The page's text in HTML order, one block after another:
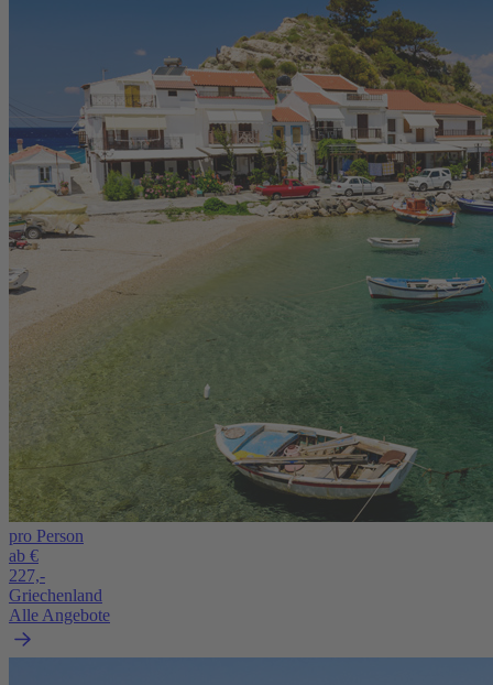
pro Person
ab €
227,-
Griechenland
Alle Angebote